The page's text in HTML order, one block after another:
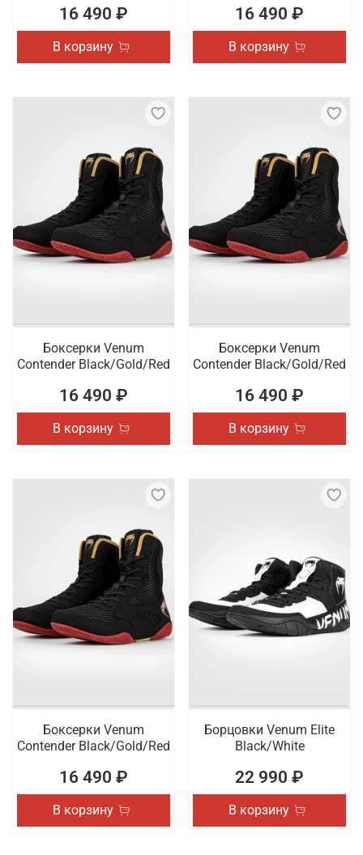
16 490 ₽
В корзину
16 490 ₽
В корзину
Боксерки Venum
Contender Black/Gold/Red
16 490 ₽
В корзину
Боксерки Venum
Contender Black/Gold/Red
16 490 ₽
В корзину
Боксерки Venum
Contender Black/Gold/Red
16 490 ₽
В корзину
Борцовки Venum Elite
Black/White
22 990 ₽
В корзину